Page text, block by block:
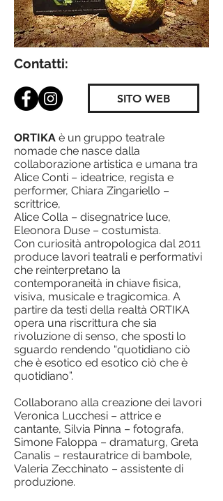
Contatti:
SITO WEB
ORTIKA è un gruppo teatrale
nomade che nasce dalla
collaborazione artistica e umana tra
Alice Conti – ideatrice, regista e
performer, Chiara Zingariello –
scrittrice,
Alice Colla – disegnatrice luce,
Eleonora Duse – costumista.
Con curiosità antropologica dal 2011
produce lavori teatrali e performativi
che reinterpretano la
contemporaneità in chiave fisica,
visiva, musicale e tragicomica. A
partire da testi della realtà ORTIKA
opera una riscrittura che sia
rivoluzione di senso, che sposti lo
sguardo rendendo “quotidiano ciò
che è esotico ed esotico ciò che è
quotidiano”.
Collaborano alla creazione dei lavori
Veronica Lucchesi – attrice e
cantante, Silvia Pinna – fotografa,
Simone Faloppa – dramaturg, Greta
Canalis – restauratrice di bambole,
Valeria Zecchinato – assistente di
produzione.